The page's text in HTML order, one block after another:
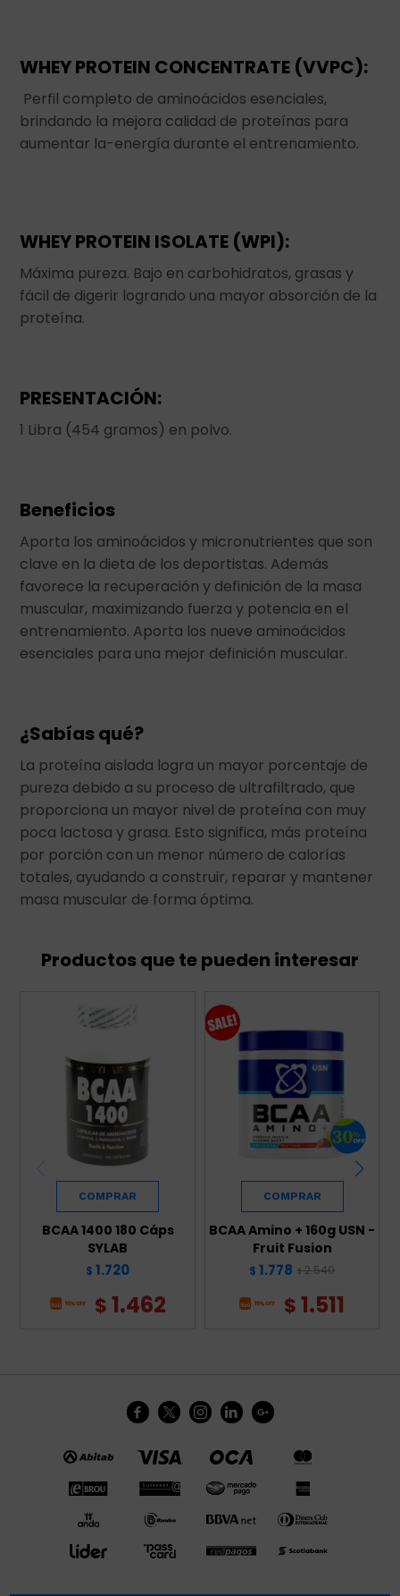
WHEY PROTEIN CONCENTRATE (VVPC):
Perfil completo de aminoácidos esenciales,
brindando la mejora calidad de proteínas para
aumentar la-energía durante el entrenamiento.
WHEY PROTEIN ISOLATE (WPI):
Máxima pureza. Bajo en carbohidratos, grasas y
fácil de digerir logrando una mayor absorción de la
proteína.
PRESENTACIÓN:
1 Libra (454 gramos) en polvo.
Beneficios
Aporta los aminoácidos y micronutrientes que son
clave en la dieta de los deportistas. Además
favorece la recuperación y definición de la masa
muscular, maximizando fuerza y potencia en el
entrenamiento. Aporta los nueve aminoácidos
esenciales para una mejor definición muscular.
¿Sabías qué?
La proteína aislada logra un mayor porcentaje de
pureza debido a su proceso de ultrafiltrado, que
proporciona un mayor nivel de proteína con muy
poca lactosa y grasa. Esto significa, más proteína
por porción con un menor número de calorías
totales, ayudando a construir, reparar y mantener
masa muscular de forma óptima.
Productos que te pueden interesar
BCAA 1400 180 Cáps
SYLAB
$ 1.720
$1.462
BCAA Amino + 160g USN -
Fruit Fusion
$ 1.778 $ 2.540
$1.511
    